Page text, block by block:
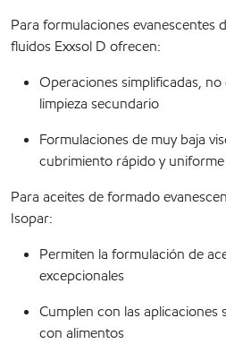
Para formulaciones evanescentes
fluidos Exxsol D ofrecen:
Operaciones simplificadas,
limpieza secundario
Formulaciones de muy baja
cubrimiento rápido y uniforme
Para aceites de formado
Isopar:
Permiten la formulación de
excepcionales
Cumplen con las
con alimentos